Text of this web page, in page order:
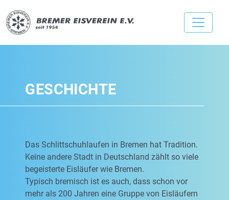
GESCHICHTE
Das Schlittschuhlaufen in Bremen hat Tradition.
Keine andere Stadt in Deutschland zählt so viele
begeisterte Eisläufer wie Bremen.
Typisch bremisch ist es auch, dass schon vor
mehr als 200 Jahren eine Gruppe von Eisläufern